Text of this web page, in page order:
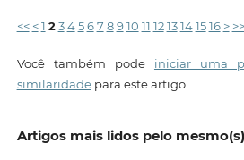
<< < 1 2 3 4 5 6 7 8 9 10 11 12 13 14 15 16 > >>
Você também pode iniciar uma
similaridadepara este artigo.
Artigos mais lidos pelo